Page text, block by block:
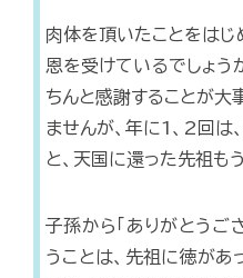
肉体を頂いたことをはじ
恩を受けているでしょう
ちんと感謝することが大
ませんが、年に1、2回は
と、天国に還った先祖も
子孫から「ありがとうご
うことは、先祖に徳があ